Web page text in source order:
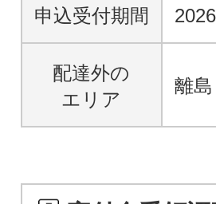
申込受付期間
配達外の
エリア
離島